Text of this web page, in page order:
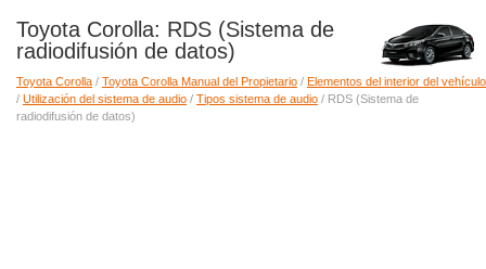
Toyota Corolla: RDS (Sistema de
radiodifusión de datos)
Toyota Corolla / Toyota Corolla Manual del Propietario / Elementos del interior del vehículo
/ Utilización del sistema de audio / Tipos sistema de audio / RDS (Sistema de
radiodifusión de datos)